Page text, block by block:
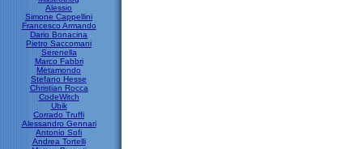
Alessio
Simone Cappellini
Francesco Armando
Dario Bonacina
Pietro Saccomani
Serenella
Marco Fabbri
Metamondo
Stefano Hesse
Christian Rocca
CodeWitch
Ubik
Corrado Truffi
Alessandro Gennari
Antonio Sofi
Andrea Tortelli